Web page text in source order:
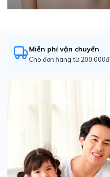
Miễn phí vận chuyển
Cho đơn hàng từ 200.000đ